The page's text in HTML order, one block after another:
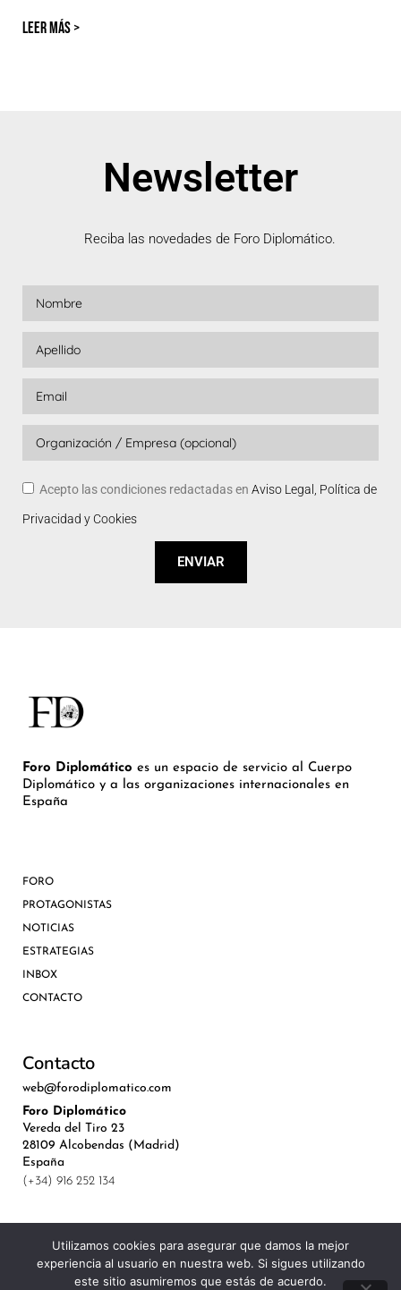
LEER MÁS >
Newsletter
Reciba las novedades de Foro Diplomático.
Acepto las condiciones redactadas en Aviso Legal, Política de
Privacidad y Cookies
ENVIAR
Foro Diplomático es un espacio de servicio al Cuerpo
Diplomático y a las organizaciones internacionales en
España
FORO
PROTAGONISTAS
NOTICIAS
ESTRATEGIAS
INBOX
CONTACTO
Contacto
web@forodiplomatico.com
Foro Diplomático
Vereda del Tiro 23
28109 Alcobendas (Madrid)
España
(+34) 916 252 134
©Royal Lis Spain 2024
Utilizamos cookies para asegurar que damos la mejor
experiencia al usuario en nuestra web. Si sigues utilizando
este sitio asumiremos que estás de acuerdo.